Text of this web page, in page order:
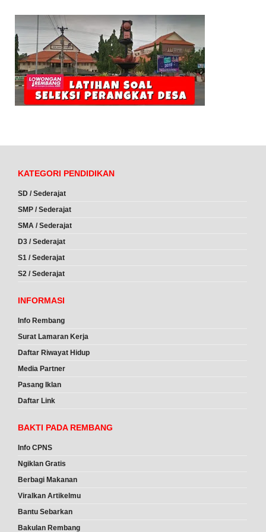
KATEGORI PENDIDIKAN
SD / Sederajat
SMP / Sederajat
SMA / Sederajat
D3 / Sederajat
S1 / Sederajat
S2 / Sederajat
INFORMASI
Info Rembang
Surat Lamaran Kerja
Daftar Riwayat Hidup
Media Partner
Pasang Iklan
Daftar Link
BAKTI PADA REMBANG
Info CPNS
Ngiklan Gratis
Berbagi Makanan
Viralkan Artikelmu
Bantu Sebarkan
Bakulan Rembang